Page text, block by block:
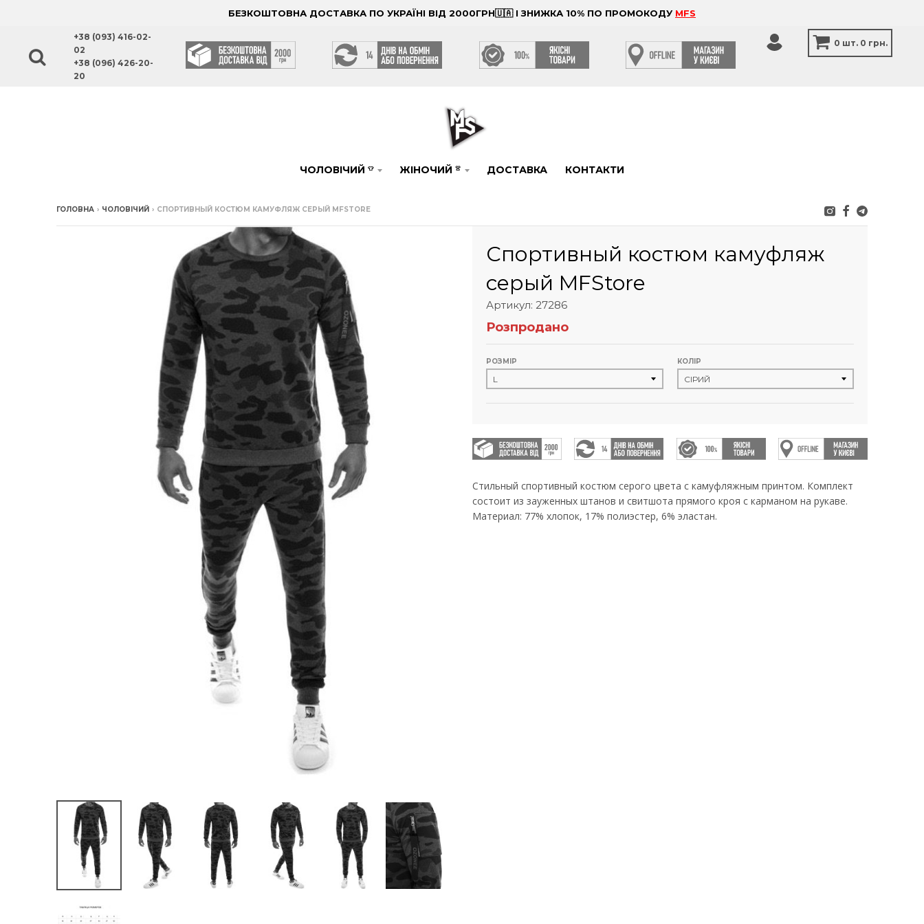
БЕЗКОШТОВНА ДОСТАВКА ПО УКРАЇНІ ВІД 2000ГРН🇺🇦 І ЗНИЖКА 10% ПО ПРОМОКОДУ MFS
+38 (093) 416-02-
02
+38 (096) 426-20-
20
0 шт. 0 грн.
ЧОЛОВІЧИЙ 👕 ЖІНОЧИЙ 👚 ДОСТАВКА КОНТАКТИ
ГОЛОВНА › ЧОЛОВІЧИЙ › СПОРТИВНЫЙ КОСТЮМ КАМУФЛЯЖ СЕРЫЙ MFSTORE
Спортивный костюм камуфляж
серый MFStore
Артикул: 27286
Розпродано
РОЗМІР КОЛІР
Стильный спортивный костюм серого цвета с камуфляжным принтом. Комплект
состоит из зауженных штанов и свитшота прямого кроя с карманом на рукаве.
Материал: 77% хлопок, 17% полиэстер, 6% эластан.